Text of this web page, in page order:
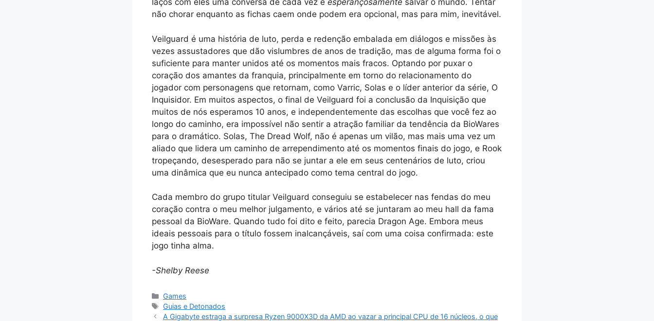
laços com eles uma conversa de cada vez e esperançosamente salvar o mundo. Tentar
não chorar enquanto as fichas caem onde podem era opcional, mas para mim, inevitável.
Veilguard é uma história de luto, perda e redenção embalada em diálogos e missões às
vezes assustadores que dão vislumbres de anos de tradição, mas de alguma forma foi o
suficiente para manter unidos até os momentos mais fracos. Optando por puxar o
coração dos amantes da franquia, principalmente em torno do relacionamento do
jogador com personagens que retornam, como Varric, Solas e o líder anterior da série, O
Inquisidor. Em muitos aspectos, o final de Veilguard foi a conclusão da Inquisição que
muitos de nós esperamos 10 anos, e independentemente das escolhas que você fez ao
longo do caminho, era impossível não sentir a atração familiar da tendência da BioWares
para o dramático. Solas, The Dread Wolf, não é apenas um vilão, mas mais uma vez um
aliado que lidera um caminho de arrependimento até os momentos finais do jogo, e Rook
tropeçando, desesperado para não se juntar a ele em seus centenários de luto, criou
uma dinâmica que eu nunca antecipado como tema central do jogo.
Cada membro do grupo titular Veilguard conseguiu se estabelecer nas fendas do meu
coração contra o meu melhor julgamento, e vários até se juntaram ao meu hall da fama
pessoal da BioWare. Quando tudo foi dito e feito, parecia Dragon Age. Embora meus
ideais pessoais para o título fossem inalcançáveis, saí com uma coisa confirmada: este
jogo tinha alma.
-Shelby Reese
Categorias
Games
Tags
Guias e Detonados
A Gigabyte estraga a surpresa Ryzen 9000X3D da AMD ao vazar a principal CPU de 16 núcleos, o que